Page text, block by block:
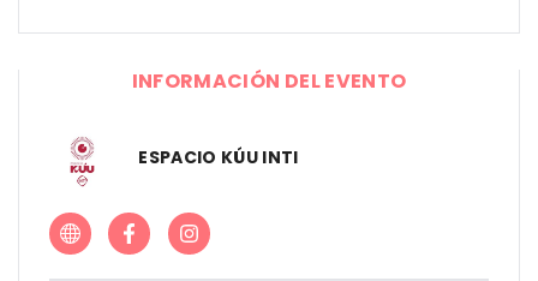
INFORMACIÓN DEL EVENTO
ESPACIO KÚU INTI